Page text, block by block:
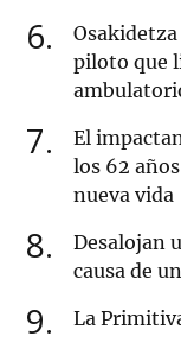
6
piloto que
7
El
los 62
nueva vida
8
Desalojan
causa de
9 La